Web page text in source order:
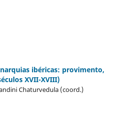
ibéricas: provimento,
XVII-XVIII)
Chaturvedula (coord.)